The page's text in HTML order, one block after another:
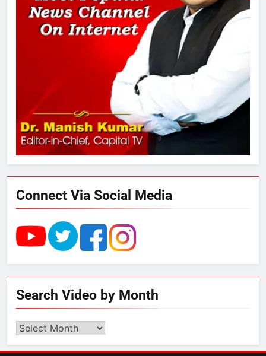
रोशन सिंह के नाम पर करने की मांग तेज
अमर शहीद ठाकुर रोशन सिंह के नाम पर
स्वरूप रानी नेहरू चिकित्सालय का
नामकरण करने की मांग को लेकर
अनिश्चितकालीन धरना शुरू
3
289 एकड़ भूमि पर विकसित होगा कार्बन-
फ्री डेटा सेंटर, हजारों उच्च-कुशल
रोजगार सृजन की संभावना
UP में ग्रामीण बिजली आपूर्ति से कृषि,
डेयरी, कुटीर उद्योग और स्वरोजगार को
राम की नगरी अयोध्या में आने वाले भक्तों
का स्वागत करेगा लक्ष्मण द्वार
Connect Via Social Media
Search Video by Month
Search